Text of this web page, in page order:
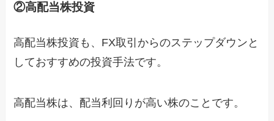
②高配当株投資
高配当株投資も、FX取引からのステップダウンと
しておすすめの投資手法です。
高配当株は、配当利回りが高い株のことです。